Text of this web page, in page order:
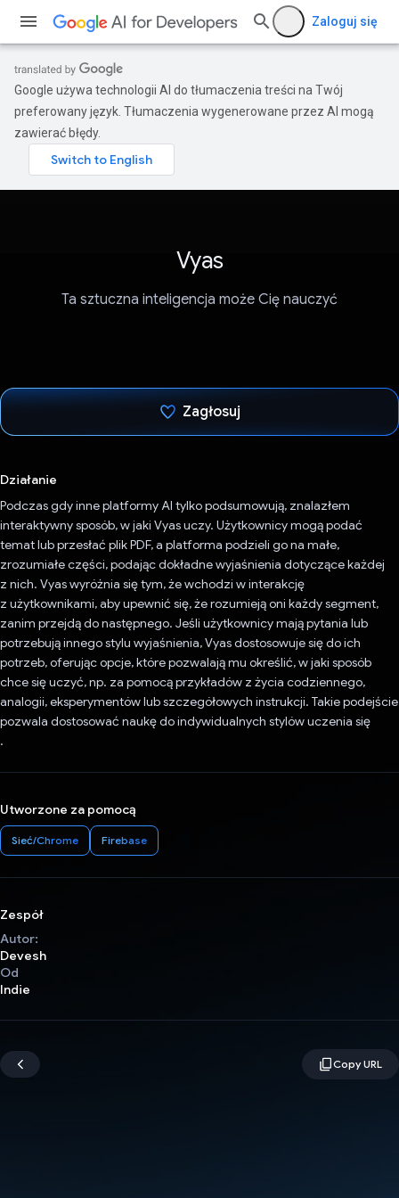
Zaloguj się
Google używa technologii AI do tłumaczenia treści na Twój
preferowany język. Tłumaczenia wygenerowane przez AI mogą
zawierać błędy.
Vyas
Ta sztuczna inteligencja może Cię nauczyć
Zagłosuj
Działanie
Podczas gdy inne platformy AI tylko podsumowują, znalazłem
interaktywny sposób, w jaki Vyas uczy. Użytkownicy mogą podać
temat lub przesłać plik PDF, a platforma podzieli go na małe,
zrozumiałe części, podając dokładne wyjaśnienia dotyczące każdej
z nich. Vyas wyróżnia się tym, że wchodzi w interakcję
z użytkownikami, aby upewnić się, że rozumieją oni każdy segment,
zanim przejdą do następnego. Jeśli użytkownicy mają pytania lub
potrzebują innego stylu wyjaśnienia, Vyas dostosowuje się do ich
potrzeb, oferując opcje, które pozwalają mu określić, w jaki sposób
chce się uczyć, np. za pomocą przykładów z życia codziennego,
analogii, eksperymentów lub szczegółowych instrukcji. Takie podejście
pozwala dostosować naukę do indywidualnych stylów uczenia się
.
Utworzone za pomocą
Sieć/Chrome Firebase
Zespół
Autor:
Devesh
Od
Indie